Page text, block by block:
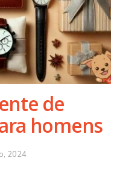
de
homens
2024